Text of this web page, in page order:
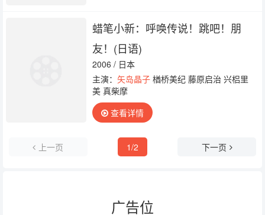
蜡笔小新：呼唤传说！跳吧！朋
友！(日语)
2006 / 日本
主演： 矢岛晶子楢桥美纪 藤原启治 兴梠里
美 真柴摩
查看详情
上一页 1/2 下一页
广告位